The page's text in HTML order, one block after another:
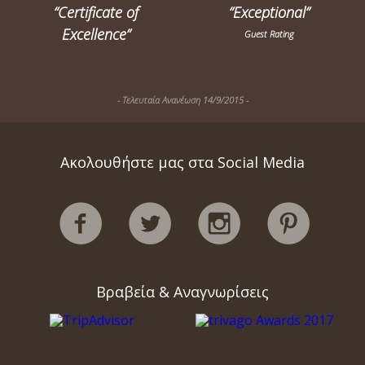
“Certificate of
Excellence”
“Exceptional”
Guest Rating
- Τελευταία Ανανέωση 14/9/2015 -
Ακολουθήστε μας στα Social Media
Βραβεία & Αναγνωρίσεις